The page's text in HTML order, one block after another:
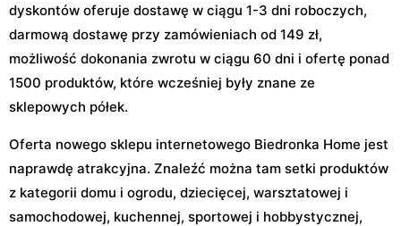
dyskontów oferuje dostawę w ciągu 1-3 dni roboczych,
darmową dostawę przy zamówieniach od 149 zł,
możliwość dokonania zwrotu w ciągu 60 dni i ofertę ponad
1500 produktów, które wcześniej były znane ze
sklepowych półek.
Oferta nowego sklepu internetowego Biedronka Home jest
naprawdę atrakcyjna. Znaleźć można tam setki produktów
z kategorii domu i ogrodu, dziecięcej, warsztatowej i
samochodowej, kuchennej, sportowej i hobbystycznej,